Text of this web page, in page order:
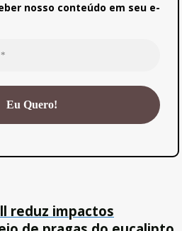
nosso conteúdo em seu e-
reduz impactos